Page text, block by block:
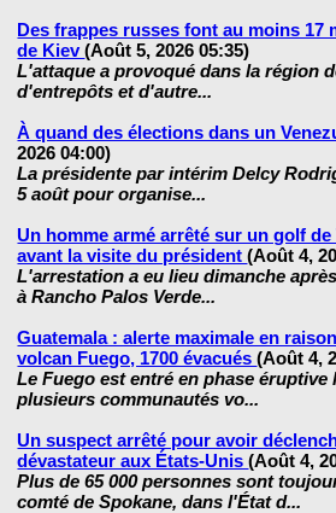
Des frappes russes font au moins 17
de Kiev(Août 5, 2026 05:35)
L'attaque a provoqué dans la région
d'entrepôts et d'autre...
À quand des élections dans un
2026 04:00)
La présidente par intérim Delcy
5 août pour organise...
Un homme armé arrêté sur un golf
avant la visite du président(Août 4,
L'arrestation a eu lieu dimanche
à Rancho Palos Verde...
Guatemala : alerte maximale en
volcan Fuego, 1700 évacués(Août 4,
Le Fuego est entré en phase éruptive
plusieurs communautés vo...
Un suspect arrêté pour avoir
dévastateur aux États-Unis(Août 4,
Plus de 65 000 personnes sont
comté de Spokane, dans l'État d...